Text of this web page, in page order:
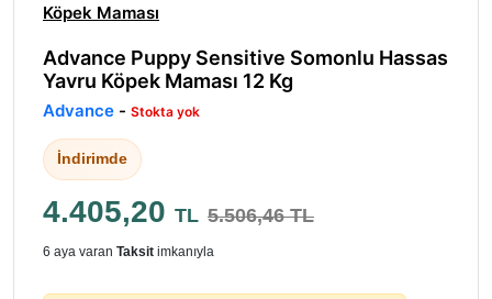
Köpek Maması
Advance Puppy Sensitive Somonlu Hassas
Yavru Köpek Maması 12 Kg
Advance - Stokta yok
İndirimde
4.405,20 TL 5.506,46 TL
6 aya varan Taksit imkanıyla